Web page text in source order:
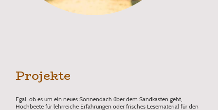
Projekte
Egal, ob es um ein neues Sonnendach über dem Sandkasten geht,
Hochbeete für lehrreiche Erfahrungen oder frisches Lesematerial für den